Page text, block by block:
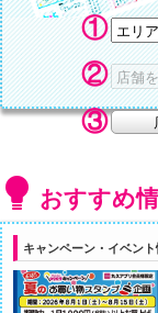
①
②
③
おすすめ
キャンペーン・イベン